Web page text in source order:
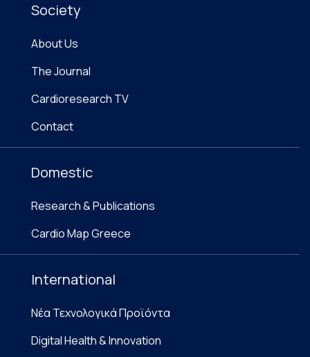
Society
About Us
The Journal
Cardioresearch TV
Contact
Domestic
Research & Publications
Cardio Map Greece
International
Νέα Τεχνολογικά Προϊόντα
Digital Health & Innovation